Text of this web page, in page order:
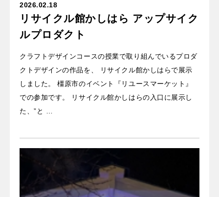
2026.02.18
リサイクル館かしはら アップサイク
ルプロダクト
クラフトデザインコースの授業で取り組んでいるプロダ
クトデザインの作品を、 リサイクル館かしはらで展示
しました。 橿原市のイベント『リユースマーケット』
での参加です。 リサイクル館かしはらの入口に展示し
た、”と …